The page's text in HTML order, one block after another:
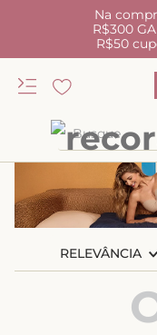
Na
R$300
R$50
Busque
RELEVÂNCIA
TERMOS MAIS
kiss me
sutiã